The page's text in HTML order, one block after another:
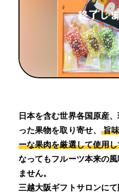
日本を含む世界各国原産
った果物を取り寄せ、 旨
ーな果肉を厳選して使用
なってもフルーツ本来の
ません。
三越大阪ギフト